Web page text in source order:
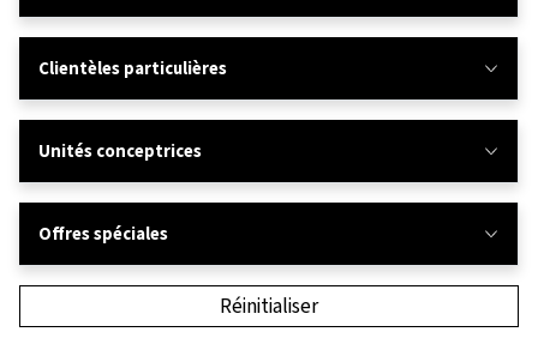
Clientèles particulières
Unités conceptrices
Offres spéciales
Réinitialiser